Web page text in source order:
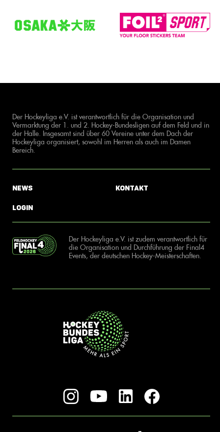
Der Hockeyliga e.V. ist verantwortlich für die Organisation und
Vermarktung der 1. und 2. Hockey-Bundesligen auf dem Feld und in
der Halle. Insgesamt sind über 60 Vereine unter dem Dach der
Hockeyliga organisiert, sowohl im Herren als auch im Damen
Bereich.
News
Login
Kontakt
Der Hockeyliga e.V. ist zudem verantwortlich für
die Organisation und Durchführung der Final4
Events, der deutschen Hockey-Meisterschaften.